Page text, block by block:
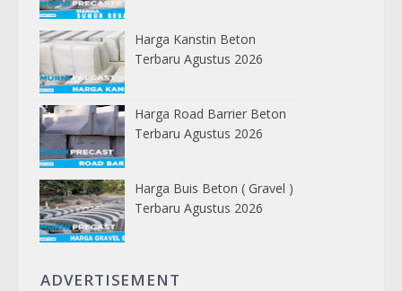
Harga Kanstin Beton
Terbaru Agustus 2026
Harga Road Barrier Beton
Terbaru Agustus 2026
Harga Buis Beton ( Gravel )
Terbaru Agustus 2026
ADVERTISEMENT